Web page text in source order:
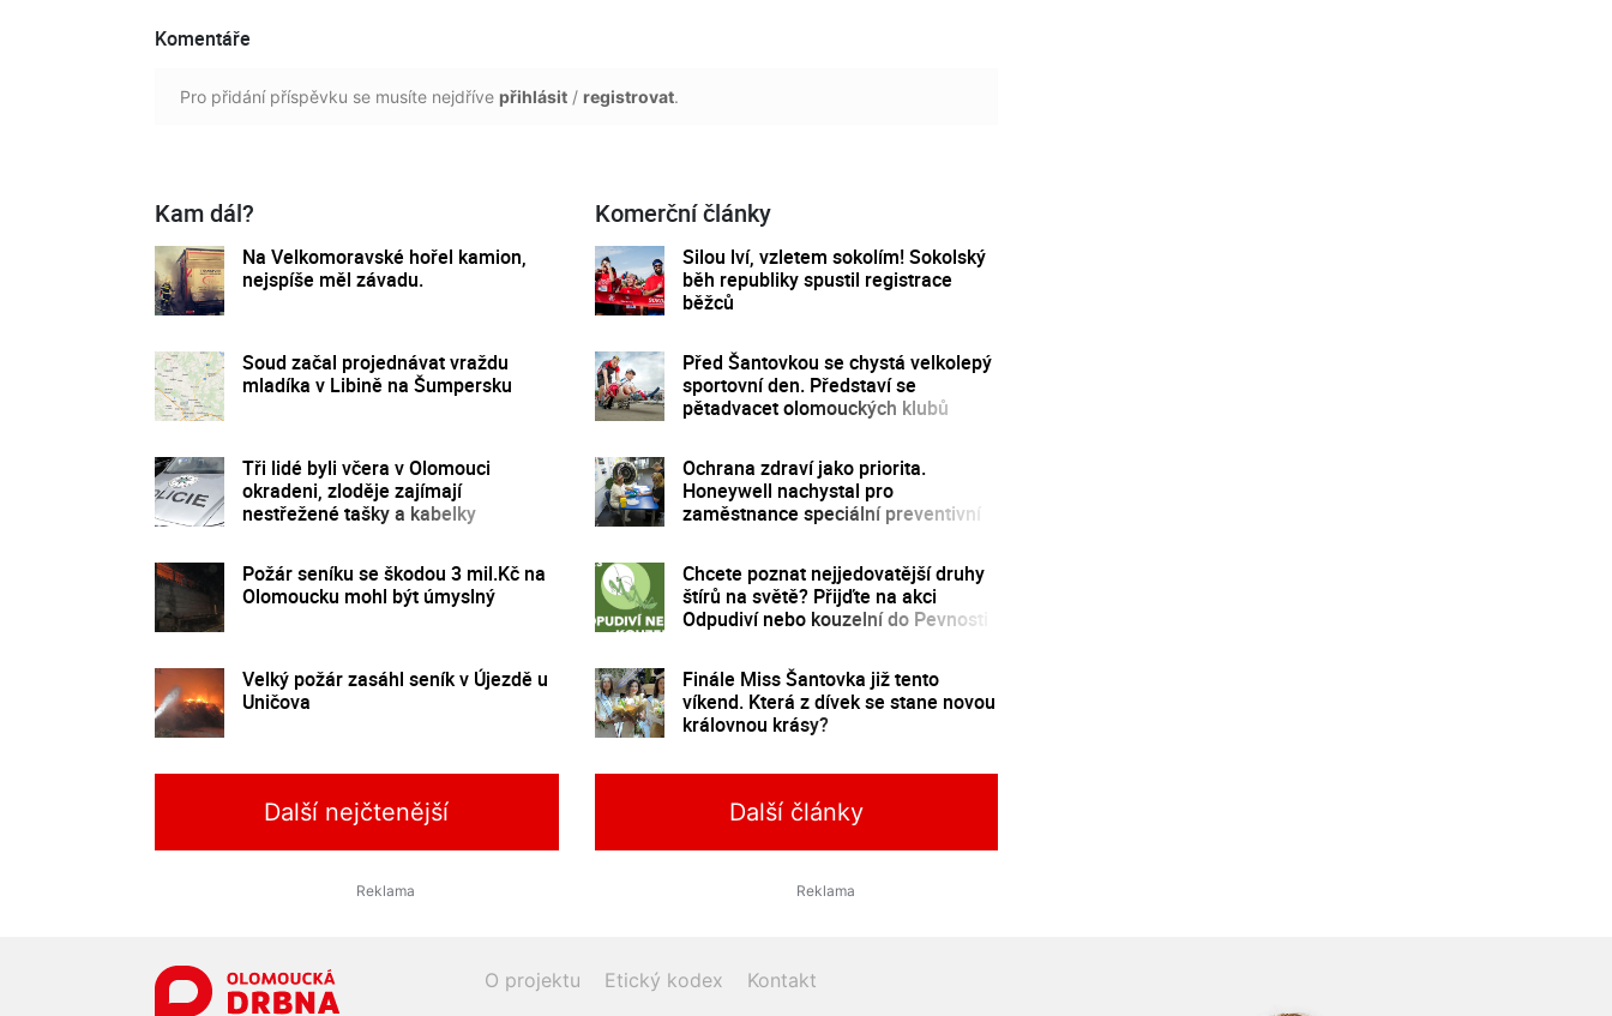
Komentáře
Pro přidání příspěvku se musíte nejdříve přihlásit / registrovat.
Kam dál?
Na Velkomoravské hořel kamion,
nejspíše měl závadu.
Soud začal projednávat vraždu
mladíka v Libině na Šumpersku
Tři lidé byli včera v Olomouci
okradeni, zloděje zajímají
nestřežené tašky a kabelky
Požár seníku se škodou 3 mil.Kč na
Olomoucku mohl být úmyslný
Velký požár zasáhl seník v Újezdě u
Uničova
Komerční články
Silou lví, vzletem sokolím! Sokolský
běh republiky spustil registrace
běžců
Před Šantovkou se chystá velkolepý
sportovní den. Představí se
pětadvacet olomouckých klubů
Ochrana zdraví jako priorita.
Honeywell nachystal pro
zaměstnance speciální preventivní
Chcete poznat nejjedovatější druhy
štírů na světě? Přijďte na akci
Odpudiví nebo kouzelní do Pevnosti
Finále Miss Šantovka již tento
víkend. Která z dívek se stane novou
královnou krásy?
Další nejčtenější Další články
O projektu Etický kodex Kontakt